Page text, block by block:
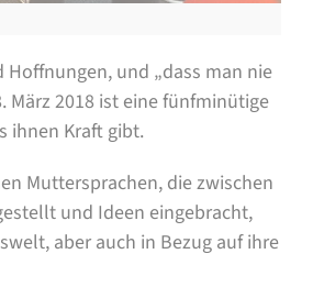
und „dass man nie
März 2018 ist eine fünfminütige
ihnen Kraft gibt.
Muttersprachen, die zwischen
und Ideen eingebracht,
aber auch in Bezug auf ihre